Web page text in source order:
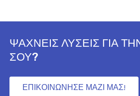
ΨΑΧΝΕΙΣ ΛΥΣΕΙΣ ΓΙΑ
ΣΟΥ?
ΕΠΙΚΟΙΝΩΝΗΣΕ ΜΑΖΙ ΜΑΣ!